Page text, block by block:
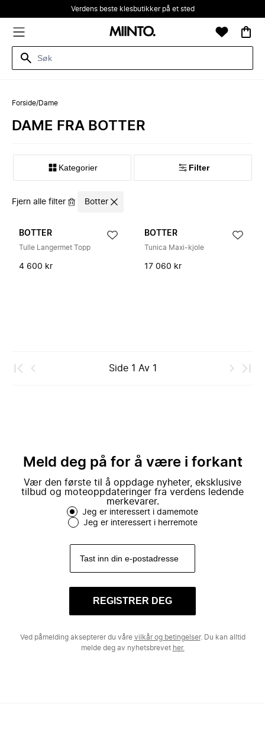
Verdens beste klesbutikker på et sted
Forside/Dame
DAME FRA BOTTER
Kategorier Filter
Fjern alle filter Botter
BOTTER
Tulle Langermet Topp
4 600 kr
BOTTER
Tunica Maxi-kjole
17 060 kr
Side 1 Av 1
Meld deg på for å være i forkant
Vær den første til å oppdage nyheter, eksklusive
tilbud og moteoppdateringer fra verdens ledende
merkevarer.
Jeg er interessert i damemote
Jeg er interessert i herremote
REGISTRER DEG
Ved påmelding aksepterer du våre vilkår og betingelser. Du kan alltid
melde deg av nyhetsbrevet her.